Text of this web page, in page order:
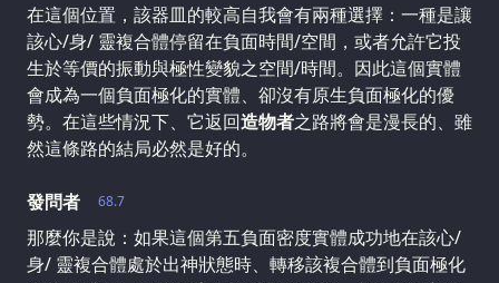
在這個位置，該器皿的較高自我會有兩種選擇：一種是讓
該心/身/ 靈複合體停留在負面時間/空間，或者允許它投
生於等價的振動與極性變貌之空間/時間。因此這個實體
會成為一個負面極化的實體、卻沒有原生負面極化的優
勢。在這些情況下、它返回造物者之路將會是漫長的、雖
然這條路的結局必然是好的。
68.7
發問者
那麼你是說：如果這個第五負面密度實體成功地在該心/
身/ 靈複合體處於出神狀態時、轉移該複合體到負面極化